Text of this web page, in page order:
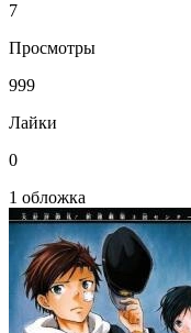
7
Просмотры
999
Лайки
0
1 обложка